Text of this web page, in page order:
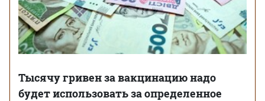
Тысячу гривен за вакцинацию надо
будет использовать за определенное